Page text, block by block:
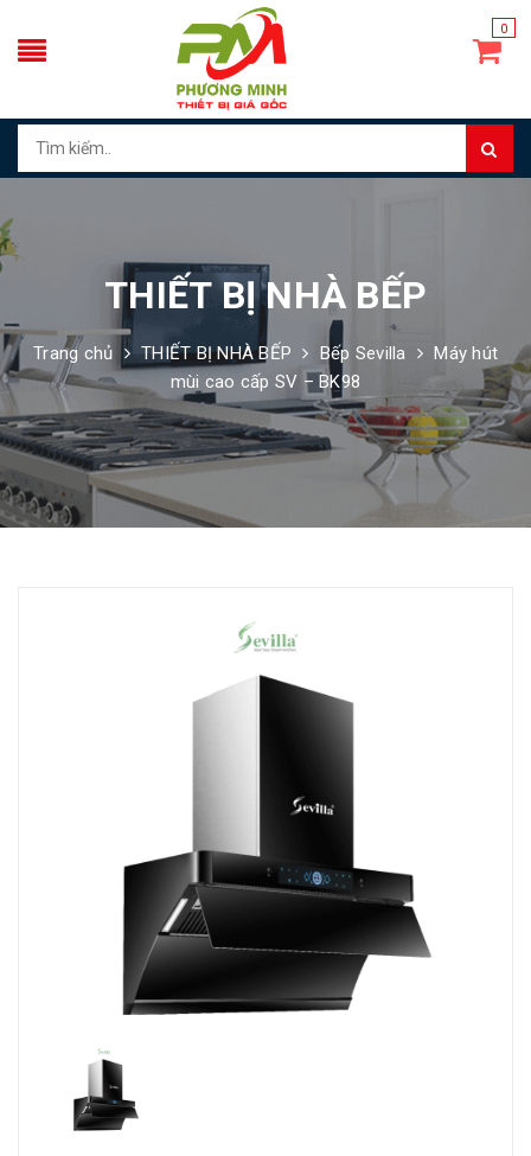
0
THIẾT BỊ NHÀ BẾP
Trang chủ THIẾT BỊ NHÀ BẾP Bếp Sevilla
Máy hút
mùi cao cấp SV – BK98